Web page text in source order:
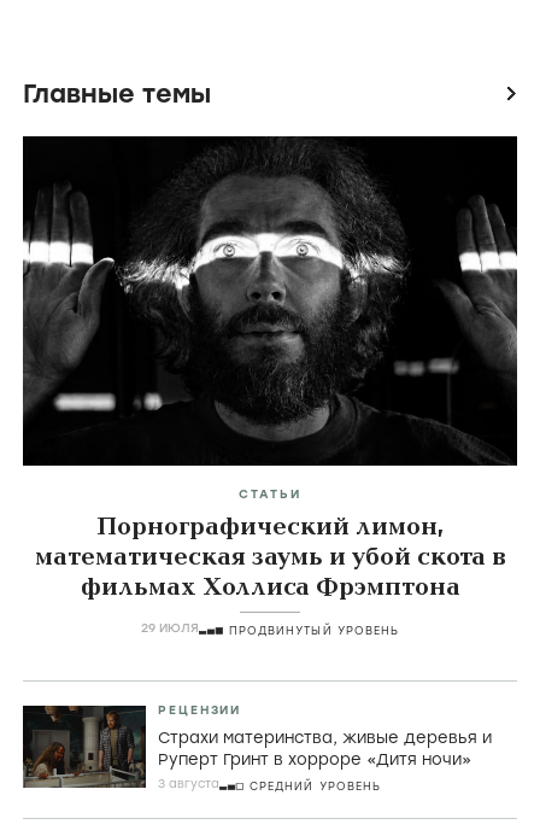
Главные темы icon
СТАТЬИ
Порнографический лимон,
математическая заумь и убой скота в
фильмах Холлиса Фрэмптона
29 ИЮЛЯ ПРОДВИНУТЫЙ УРОВЕНЬ
РЕЦЕНЗИИ
Страхи материнства, живые деревья и
Руперт Гринт в хорроре «Дитя ночи»
3 августа СРЕДНИЙ УРОВЕНЬ